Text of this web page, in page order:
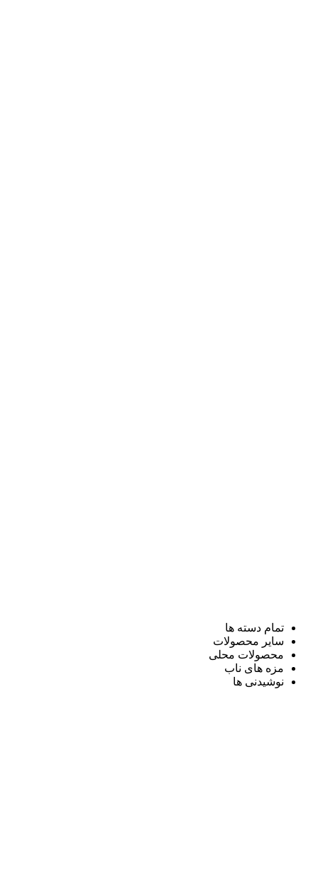
تمام دسته ها
سایر محصولات
محصولات محلی
مزه های ناب
نوشیدنی ها